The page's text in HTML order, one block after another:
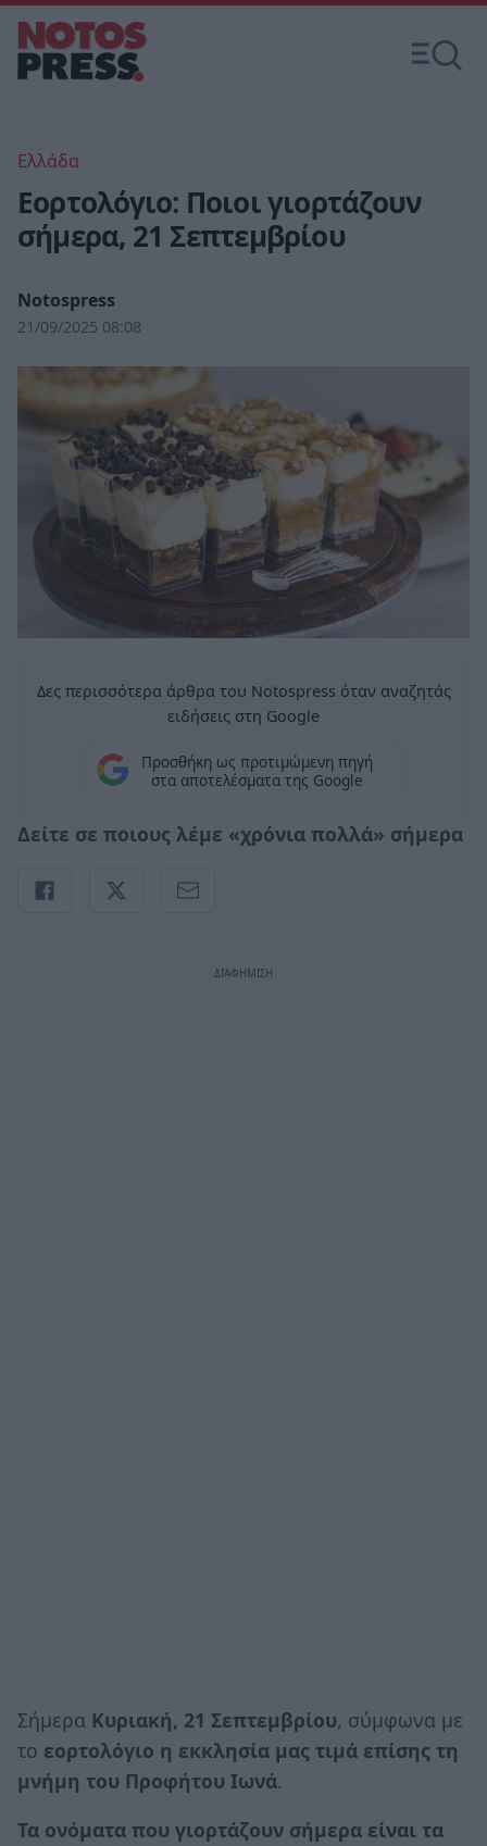
Ελλάδα
Εορτολόγιο: Ποιοι γιορτάζουν
σήμερα, 21 Σεπτεμβρίου
Notospress
21/09/2025 08:08
Δες περισσότερα άρθρα του Notospress όταν αναζητάς
ειδήσεις στη Google
Προσθήκη ως προτιμώμενη πηγή
στα αποτελέσματα της Google
Δείτε σε ποιους λέμε «χρόνια πολλά» σήμερα
Σήμερα Κυριακή, 21 Σεπτεμβρίου, σύμφωνα με
το εορτολόγιο η εκκλησία μας τιμά επίσης τη
μνήμη του Προφήτου Ιωνά.
Τα ονόματα που γιορτάζουν σήμερα είναι τα